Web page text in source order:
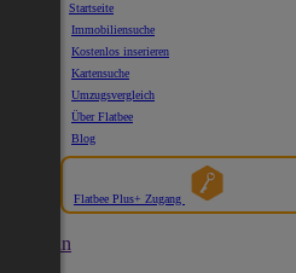
Startseite
Immobiliensuche
Kostenlos inserieren
Kartensuche
Umzugsvergleich
Über Flatbee
Blog
Flatbee Plus+ Zugang
German